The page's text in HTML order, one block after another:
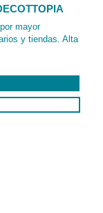
mayor
y tiendas. Alta